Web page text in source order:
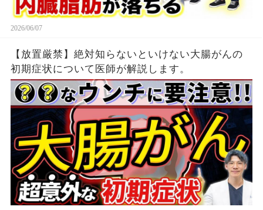
2026/06/07
【放置厳禁】絶対知らないといけない大腸がんの
初期症状について医師が解説します。